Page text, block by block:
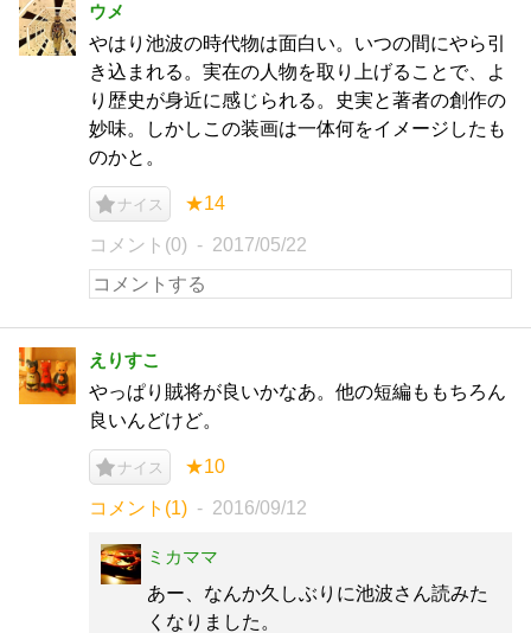
ウメ
やはり池波の時代物は面白い。いつの間にやら引
き込まれる。実在の人物を取り上げることで、よ
り歴史が身近に感じられる。史実と著者の創作の
妙味。しかしこの装画は一体何をイメージしたも
のかと。
ナイス ★14
コメント(0) 2017/05/22
えりすこ
やっぱり賊将が良いかなあ。他の短編ももちろん
良いんどけど。
ナイス ★10
コメント(1) 2016/09/12
ミカママ
あー、なんか久しぶりに池波さん読みた
くなりました。